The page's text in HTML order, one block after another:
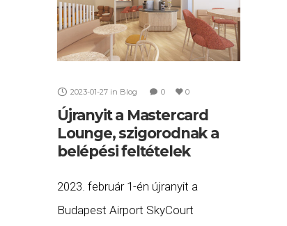
2023-01-27 in Blog 0 0
Újranyit a Mastercard
Lounge, szigorodnak a
belépési feltételek
2023. február 1-én újranyit a
Budapest Airport SkyCourt